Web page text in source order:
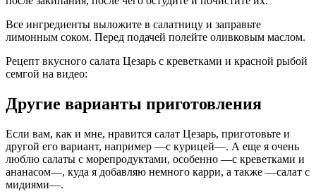
Все ингредиенты выложите в салатницу и заправьте
лимонным соком. Перед подачей полейте оливковым маслом.
Рецепт вкусного салата Цезарь с креветками и красной рыбой
семгой на видео:
Другие варианты приготовления
Если вам, как и мне, нравится салат Цезарь, приготовьте и
другой его вариант, например —с курицей—. А еще я очень
люблю салаты с морепродуктами, особенно —с креветками и
ананасом—, куда я добавляю немного карри, а также —салат с
мидиями—.